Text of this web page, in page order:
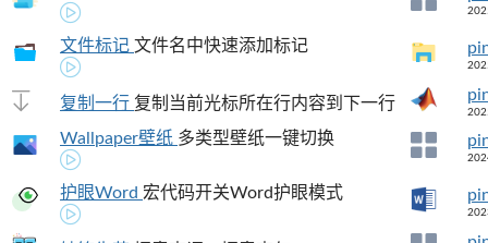
文件标记 文件名中快速添加标记
复制一行 复制当前光标所在行内容到下一行
Wallpaper壁纸 多类型壁纸一键切换
护眼Word 宏代码开关Word护眼模式